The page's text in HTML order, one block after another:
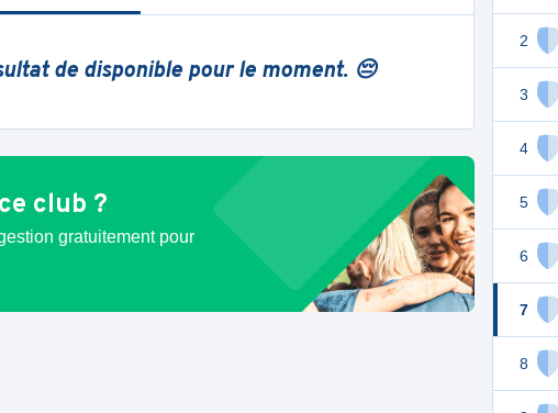
de disponible pour le moment. 😔
club ?
gratuitement pour
2
3
4
5
6
7
8